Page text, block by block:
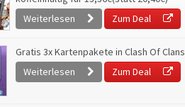
Weiterlesen
Zum Deal
Gratis 3x Kartenpakete in Clash Of Clans
Weiterlesen
Zum Deal